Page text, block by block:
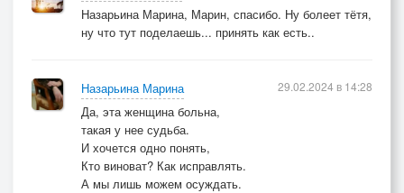
Назарьина Марина, Марин, спасибо. Ну болеет тётя,
ну что тут поделаешь... принять как есть..
Назарьина Марина
Да, эта женщина больна,
такая у нее судьба.
И хочется одно понять,
Кто виноват? Как исправлять.
А мы лишь можем осуждать.
29.02.2024 в 14:28